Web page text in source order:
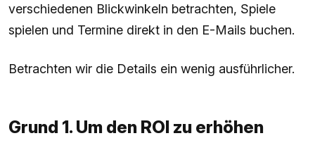
verschiedenen Blickwinkeln betrachten, Spiele
spielen und Termine direkt in den E-Mails buchen.
Betrachten wir die Details ein wenig ausführlicher.
Grund 1. Um den ROI zu erhöhen